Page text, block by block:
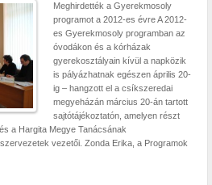
Meghirdették a Gyerekmosoly
programot a 2012-es évre A 2012-
es Gyerekmosoly programban az
óvodákon és a kórházak
gyerekosztályain kívül a napközik
is pályázhatnak egészen április 20-
ig – hangzott el a csíkszeredai
megyeházán március 20-án tartott
sajtótájékoztatón, amelyen részt
a Hargita Megye Tanácsának
vezetői. Zonda Erika, a Programok